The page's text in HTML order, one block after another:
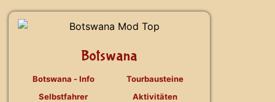
Botswana
Botswana - Info
Selbstfahrer
Tourbausteine
Aktivitäten